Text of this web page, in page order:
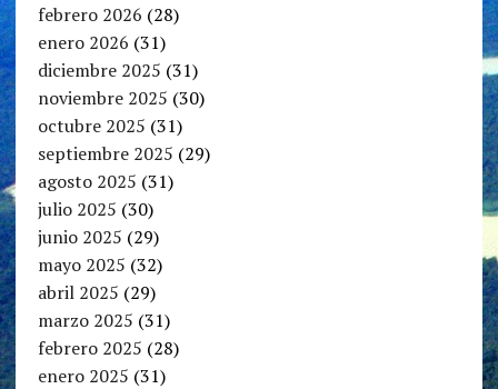
febrero 2026 (28)
enero 2026 (31)
diciembre 2025 (31)
noviembre 2025 (30)
octubre 2025 (31)
septiembre 2025 (29)
agosto 2025 (31)
julio 2025 (30)
junio 2025 (29)
mayo 2025 (32)
abril 2025 (29)
marzo 2025 (31)
febrero 2025 (28)
enero 2025 (31)